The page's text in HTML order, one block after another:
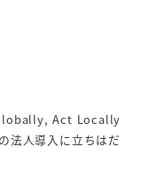
Act Locally
法人導入に立ちはだ